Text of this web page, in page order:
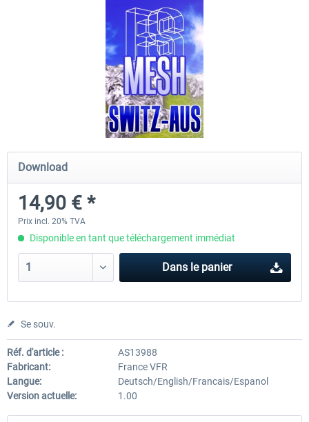
Mega Airport Frankfurt V2.0
30,20 € *
Mega Airport Berlin
Download
14,90 € *
Prix incl. 20% TVA
Disponible en tant que téléchargement immédiat
Dans le panier
Se souv.
Réf. d'article :
AS13988
Fabricant:
France VFR
Langue:
Deutsch/English/Francais/Espanol
Version actuelle:
1.00